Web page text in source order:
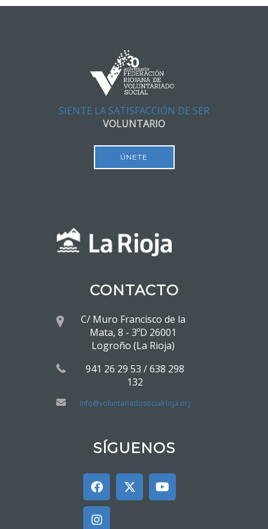
SIENTE LA SATISFACCIÓN DE SER
VOLUNTARIO
ÚNETE
CONTACTO
C/ Muro Francisco de la
Mata, 8 - 3ºD 26001
Logroño (La Rioja)
941 26 29 53 / 638 298
132
info@voluntariadosocialrioja.org
SÍGUENOS